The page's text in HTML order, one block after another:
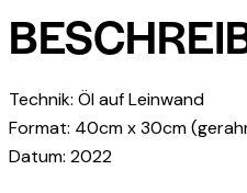
Technik: Öl auf Leinwand
Format: 40cm x 30cm
Datum: 2022